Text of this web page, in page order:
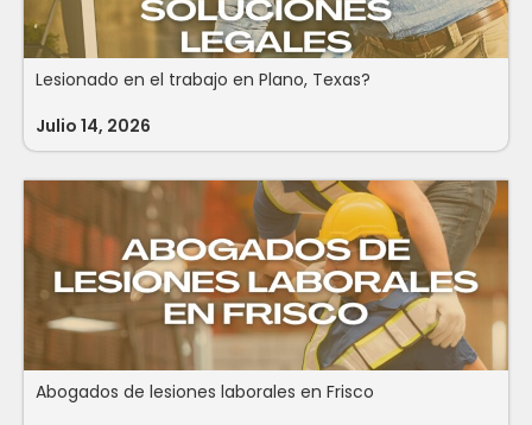
Lesionado en el trabajo en Plano, Texas?
Julio 14, 2026
Abogados de lesiones laborales en Frisco